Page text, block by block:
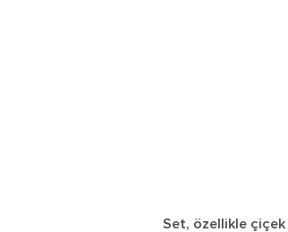
Set, özellikle